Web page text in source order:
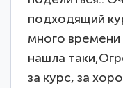
подходящий
много времени
нашла
за курс, за